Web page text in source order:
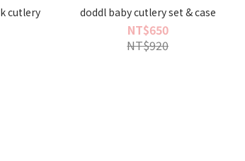
cutlery
doddl baby cutlery set & case
NT$650
NT$920